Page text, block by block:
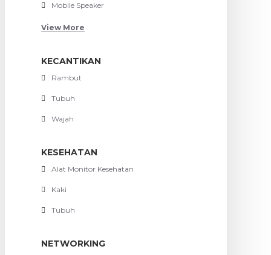
Mobile Speaker
View More
KECANTIKAN
Rambut
Tubuh
Wajah
KESEHATAN
Alat Monitor Kesehatan
Kaki
Tubuh
NETWORKING